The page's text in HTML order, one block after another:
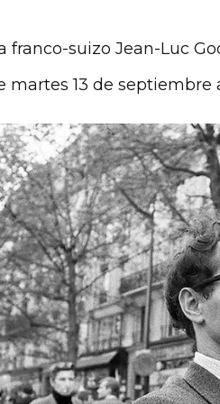
franco-suizo Jean-Luc
martes 13 de septiembre